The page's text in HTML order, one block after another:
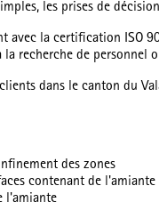
les prises de
avec la certification ISO
recherche de
dans le canton du
des zones
contenant de